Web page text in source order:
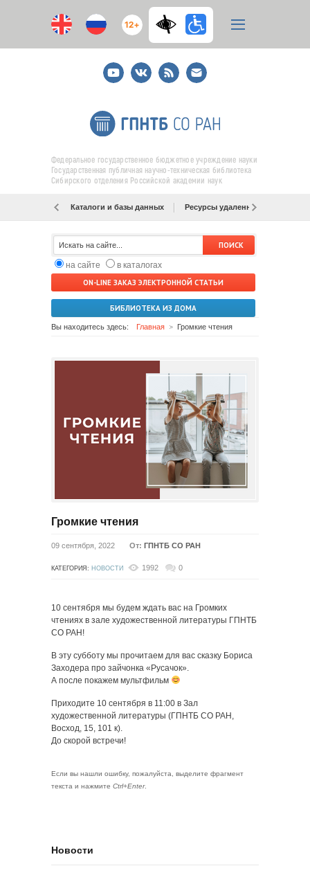
12+
YoutubeВКонтакте
RSS
E-
mail
подписка
Федеральное государственное бюджетное учреждение науки
Государственная публичная научно-техническая библиотека
Сибирского отделения Российской академии наук
Каталоги и базы данных Ресурсы удаленного доступа
на сайте
в каталогах
ON-LINE ЗАКАЗ ЭЛЕКТРОННОЙ СТАТЬИ
БИБЛИОТЕКА ИЗ ДОМА
Вы находитесь здесь: Главная Громкие чтения
Громкие чтения
09 сентября, 2022 От: ГПНТБ СО РАН
КАТЕГОРИЯ: НОВОСТИ 1992 0
10 сентября мы будем ждать вас на Громких
чтениях в зале художественной литературы ГПНТБ
СО РАН!
В эту субботу мы прочитаем для вас сказку Бориса
Заходера про зайчонка «Русачок».
А после покажем мультфильм
Приходите 10 сентября в 11:00 в Зал
художественной литературы (ГПНТБ СО РАН,
Восход, 15, 101 к).
До скорой встречи!
Если вы нашли ошибку, пожалуйста, выделите фрагмент
текста и нажмите Ctrl+Enter.
Новости